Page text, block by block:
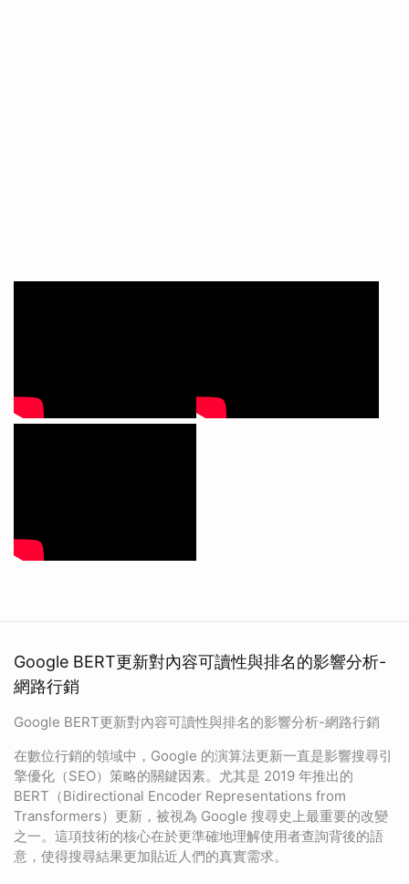
Google BERT更新對內容可讀性與排名的影響分析-
網路行銷
Google BERT更新對內容可讀性與排名的影響分析-網路行銷
在數位行銷的領域中，Google 的演算法更新一直是影響搜尋引
擎優化（SEO）策略的關鍵因素。尤其是 2019 年推出的
BERT（Bidirectional Encoder Representations from
Transformers）更新，被視為 Google 搜尋史上最重要的改變
之一。這項技術的核心在於更準確地理解使用者查詢背後的語
意，使得搜尋結果更加貼近人們的真實需求。